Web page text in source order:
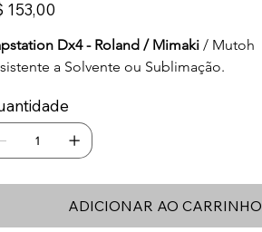
153,00
Dx4 - Roland / Mimaki / Mutoh
a Solvente ou Sublimação.
ADICIONAR AO CARRINHO